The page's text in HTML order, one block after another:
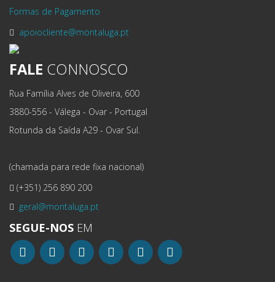
Formas de Pagamento
apoiocliente@montaluga.pt
FALE CONNOSCO
Rua Família Alves de Oliveira, 600
3880-556 - Válega - Ovar - Portugal
Rotunda da Saída A29 - Ovar Sul.
(chamada para rede fixa nacional)
(+351) 256 890 200
geral@montaluga.pt
SEGUE-NOS EM